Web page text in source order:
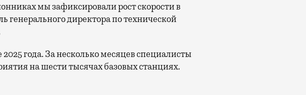
мы зафиксировали рост скорости в
генерального директора по технической
года. За несколько месяцев специалисты
на шести тысячах базовых станциях.